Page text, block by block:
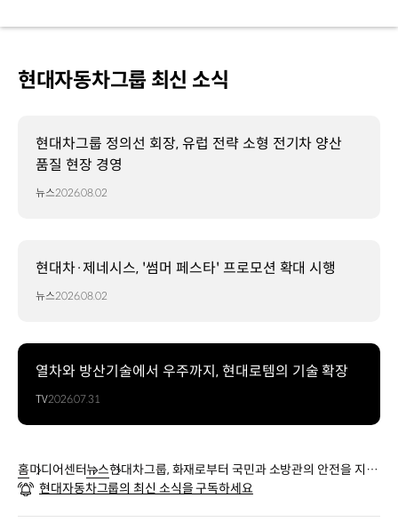
현대자동차그룹 최신 소식
현대차그룹 정의선 회장, 유럽 전략 소형 전기차 양산
품질 현장 경영
뉴스2026.08.02
현대차·제네시스, '썸머 페스타' 프로모션 확대 시행
뉴스2026.08.02
열차와 방산기술에서 우주까지, 현대로템의 기술 확장
TV2026.07.31
홈미디어센터뉴스현대차그룹, 화재로부터 국민과 소방관의 안전을 지키
기 위한 지원 이어간다
현대자동차그룹의 최신 소식을 구독하세요